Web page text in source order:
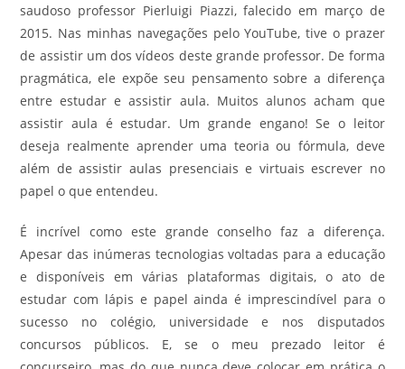
saudoso professor Pierluigi Piazzi, falecido em março de
2015. Nas minhas navegações pelo YouTube, tive o prazer
de assistir um dos vídeos deste grande professor. De forma
pragmática, ele expõe seu pensamento sobre a diferença
entre estudar e assistir aula. Muitos alunos acham que
assistir aula é estudar. Um grande engano! Se o leitor
deseja realmente aprender uma teoria ou fórmula, deve
além de assistir aulas presenciais e virtuais escrever no
papel o que entendeu.
É incrível como este grande conselho faz a diferença.
Apesar das inúmeras tecnologias voltadas para a educação
e disponíveis em várias plataformas digitais, o ato de
estudar com lápis e papel ainda é imprescindível para o
sucesso no colégio, universidade e nos disputados
concursos públicos. E, se o meu prezado leitor é